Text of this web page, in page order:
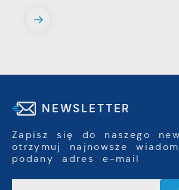
NEWSLETTER
Zapisz się do naszego
otrzymuj najnowsze
podany adres e-mail